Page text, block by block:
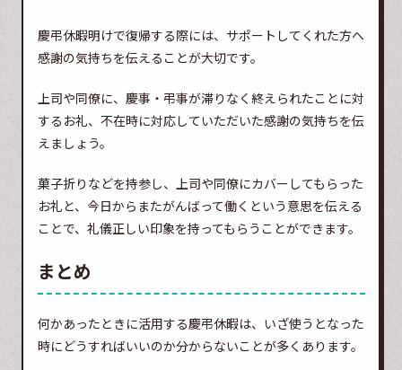
慶弔休暇明けで復帰する際には、サポートしてくれた方へ
感謝の気持ちを伝えることが大切です。
上司や同僚に、慶事・弔事が滞りなく終えられたことに対
するお礼、不在時に対応していただいた感謝の気持ちを伝
えましょう。
菓子折りなどを持参し、上司や同僚にカバーしてもらった
お礼と、今日からまたがんばって働くという意思を伝える
ことで、礼儀正しい印象を持ってもらうことができます。
まとめ
何かあったときに活用する慶弔休暇は、いざ使うとなった
時にどうすればいいのか分からないことが多くあります。